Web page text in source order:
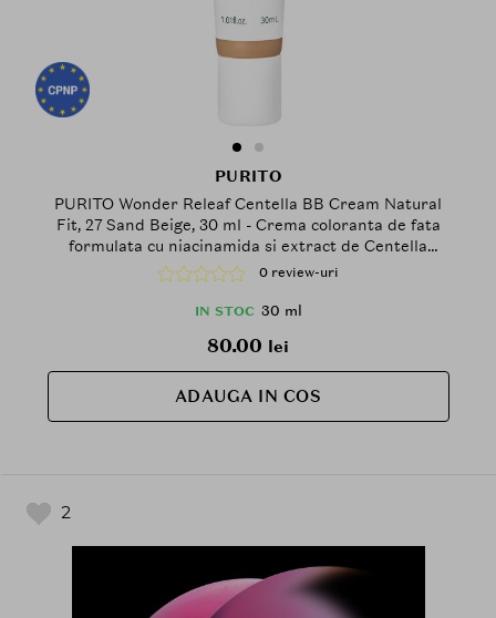
PURITO
PURITO Wonder Releaf Centella BB Cream Natural
Fit, 27 Sand Beige, 30 ml - Crema coloranta de fata
formulata cu niacinamida si extract de Centella
Asiatica, care contribuie la uniformizarea aspectului
tenului si la mentinerea confortului la aplicare
0 review-uri
IN STOC 30 ml
80.00 lei
ADAUGA IN COS
2